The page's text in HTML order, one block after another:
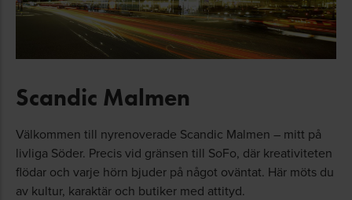
Scandic Malmen
Välkommen till nyrenoverade Scandic Malmen – mitt på
livliga Söder. Precis vid gränsen till SoFo, där kreativiteten
flödar och varje hörn bjuder på något oväntat. Här möts du
av kultur, karaktär och butiker med attityd.